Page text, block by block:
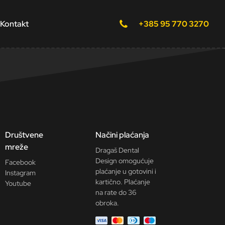
Kontakt +385 95 770 3270
Društvene
mreže
Facebook
Instagram
Youtube
Načini plaćanja
Dragaš Dental
Design omogućuje
plaćanje u gotovini i
kartično. Plaćanje
na rate do 36
obroka.